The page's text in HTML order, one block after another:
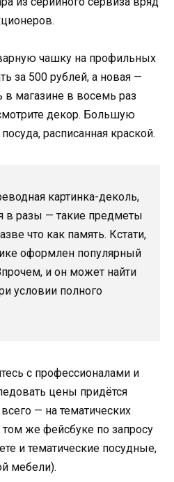
чашку на профильных
за 500 рублей, а новая —
в магазине в восемь раз
декор. Большую
расписанная краской.
картинка-деколь,
в разы — такие предметы
что как память. Кстати,
оформлен популярный
и он может найти
условии полного
с профессионалами и
цены придётся
— на тематических
же фейсбуке по запросу
и тематические посудные,
мебели).